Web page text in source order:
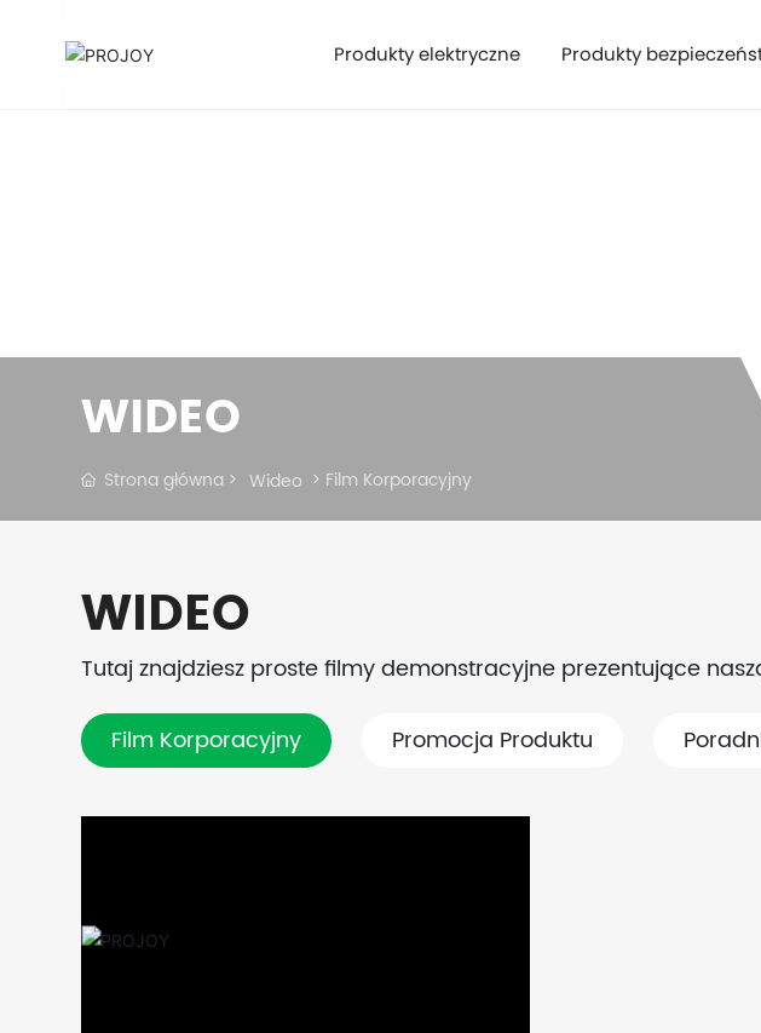
Produkty elektryczne Produkty
WIDEO
Strona główna Wideo Film Korporacyjny
WIDEO
Tutaj znajdziesz proste filmy demonstracyjne prezentujące
Film Korporacyjny Promocja Produktu